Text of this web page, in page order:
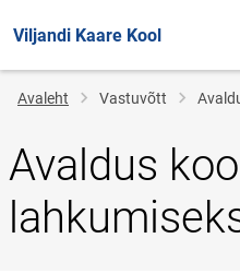
Viljandi Kaare Kool
Jälglink
Avaleht Vastuvõtt
Avaldus